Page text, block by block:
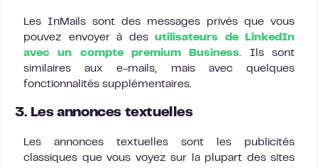
Les InMails sont des messages privés que vous
pouvez envoyer à des utilisateurs de LinkedIn
avec un compte premium Business. Ils sont
similaires aux e-mails, mais avec quelques
fonctionnalités supplémentaires.
3. Les annonces textuelles
Les annonces textuelles sont les publicités
classiques que vous voyez sur la plupart des sites